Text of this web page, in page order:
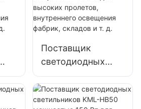
пролетов,
внутреннего
фабрик, складов и
Поставщик
светодиодных
светильников
KML-HB50
мощностью 100